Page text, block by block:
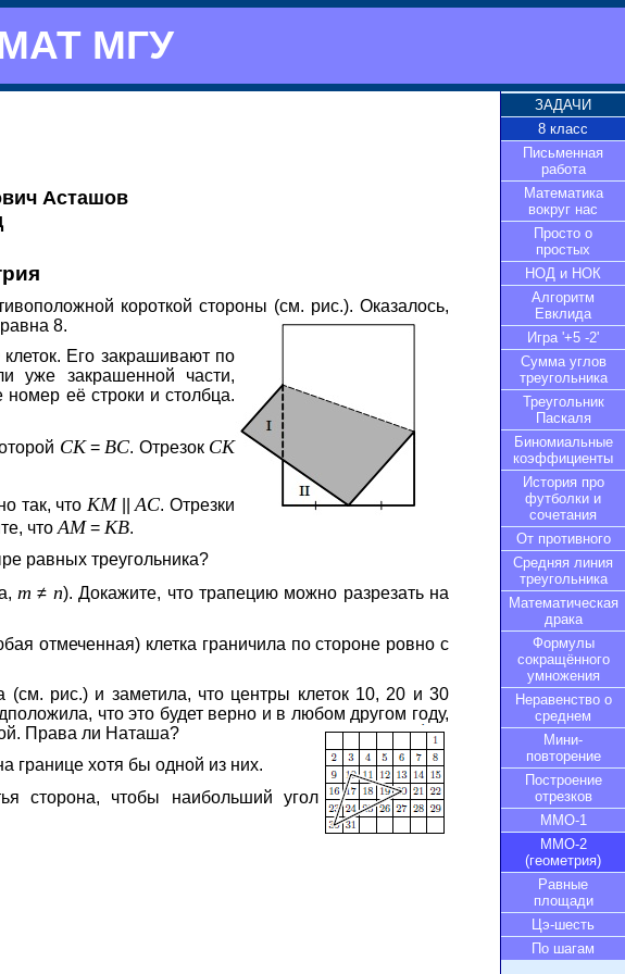
МГУ
Асташов
короткой стороны (см. рис.). Оказалось,
8.
Его закрашивают по
уже закрашенной части,
номер её строки и столбца.
CK= BC. Отрезок CK
так, что KM||AC. Отрезки
что AM= KB.
равных треугольника?
m ≠ n). Докажите, что трапецию можно разрезать на
отмеченная) клетка граничила по стороне ровно с
(см. рис.) и заметила, что центры клеток 10, 20 и 30
что это будет верно и в любом другом году,
Права ли Наташа?
границе хотя бы одной из них.
сторона, чтобы наибольший угол
ЗАДАЧИ
8 класс
Письменная
работа
Математика
вокруг нас
Просто о
простых
НОД и НОК
Алгоритм
Евклида
Игра '+5 -2'
Сумма углов
треугольника
Треугольник
Паскаля
Биномиальные
коэффициенты
История про
футболки и
сочетания
От противного
Средняя линия
треугольника
Математическая
драка
Формулы
сокращённого
умножения
Неравенство о
среднем
Мини-
повторение
Построение
отрезков
ММО-1
ММО-2
(геометрия)
Равные
площади
Цэ-шесть
По шагам